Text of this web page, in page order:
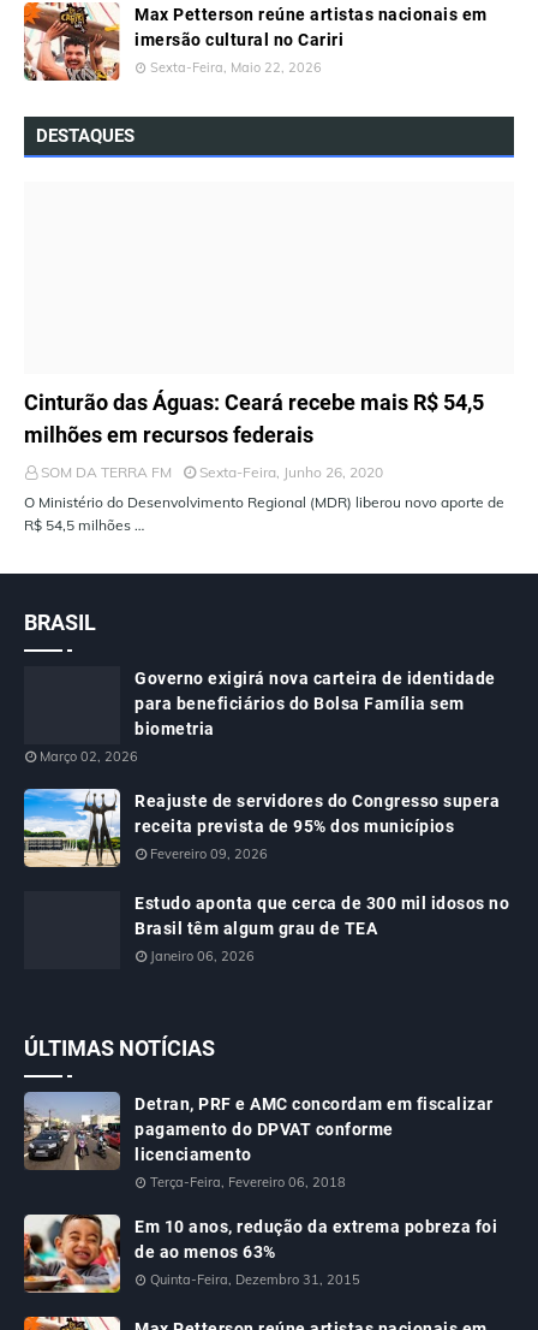
Max Petterson reúne artistas nacionais em
imersão cultural no Cariri
Sexta-Feira, Maio 22, 2026
DESTAQUES
ÚLTIMAS NOTÍCIAS
Cinturão das Águas: Ceará recebe mais R$ 54,5
milhões em recursos federais
SOM DA TERRA FM
Sexta-Feira, Junho 26, 2020
O Ministério do Desenvolvimento Regional (MDR) liberou novo aporte de
R$ 54,5 milhões …
BRASIL
Governo exigirá nova carteira de identidade
para beneficiários do Bolsa Família sem
biometria
Março 02, 2026
Reajuste de servidores do Congresso supera
receita prevista de 95% dos municípios
Fevereiro 09, 2026
Estudo aponta que cerca de 300 mil idosos no
Brasil têm algum grau de TEA
Janeiro 06, 2026
ÚLTIMAS NOTÍCIAS
Detran, PRF e AMC concordam em fiscalizar
pagamento do DPVAT conforme
licenciamento
Terça-Feira, Fevereiro 06, 2018
Em 10 anos, redução da extrema pobreza foi
de ao menos 63%
Quinta-Feira, Dezembro 31, 2015